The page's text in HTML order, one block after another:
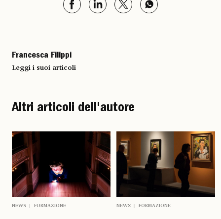
Francesca Filippi
Leggi i suoi articoli
Altri articoli dell'autore
NEWS FORMAZIONE NEWS FORMAZIONE